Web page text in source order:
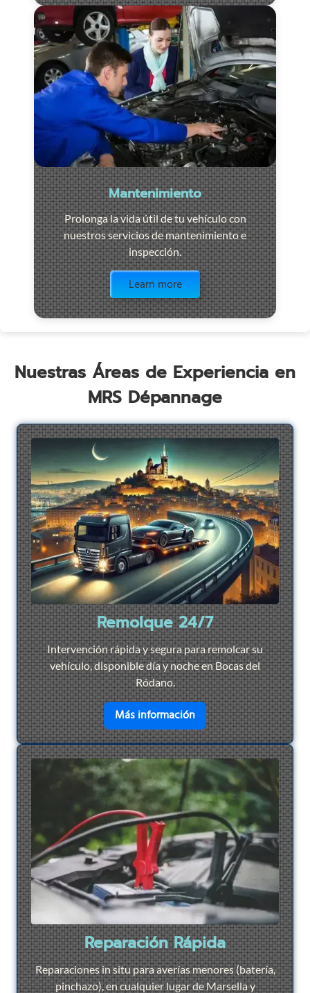
Mantenimiento
Prolonga la vida útil de tu vehículo con
nuestros servicios de mantenimiento e
inspección.
Learn more
Nuestras Áreas de Experiencia en
MRS Dépannage
Remolque 24/7
Intervención rápida y segura para remolcar su
vehículo, disponible día y noche en Bocas del
Ródano.
Más informaciónen savoir plus sur
Reparación Rápida
Reparaciones in situ para averías menores (batería,
pinchazo), en cualquier lugar de Marsella y